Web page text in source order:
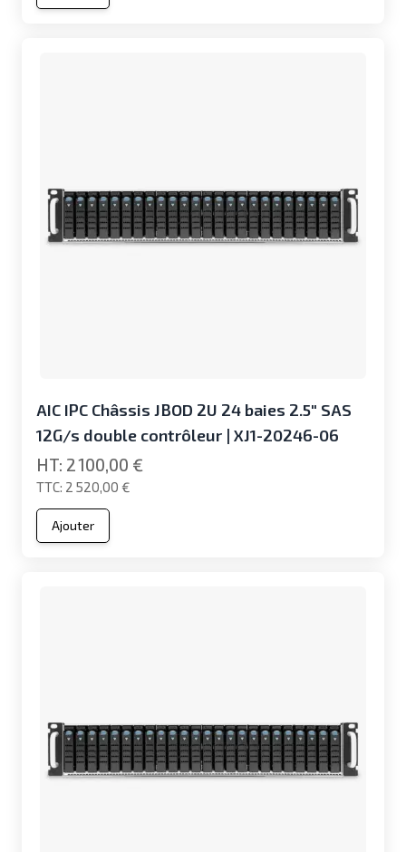
AIC IPC Châssis JBOD 2U 24 baies 2.5" SAS
12G/s double contrôleur | XJ1-20246-06
2 520,00 €
2 100,00 €
Ajouter